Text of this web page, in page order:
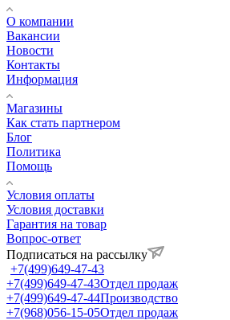
О компании
Вакансии
Новости
Контакты
Информация
Магазины
Как стать партнером
Блог
Политика
Помощь
Условия оплаты
Условия доставки
Гарантия на товар
Вопрос-ответ
Подписаться на рассылку
+7(499)649-47-43
+7(499)649-47-43Отдел продаж
+7(499)649-47-44Производство
+7(968)056-15-05Отдел продаж